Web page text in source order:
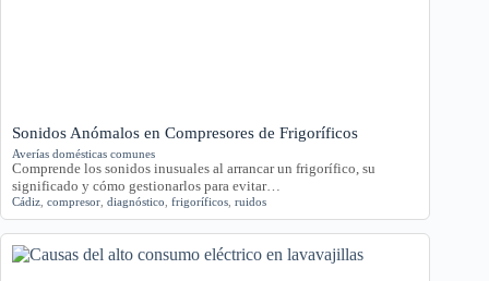
Sonidos Anómalos en Compresores de Frigoríficos
Averías domésticas comunes
Comprende los sonidos inusuales al arrancar un frigorífico, su
significado y cómo gestionarlos para evitar…
Cádiz compresor diagnóstico frigoríficos ruidos